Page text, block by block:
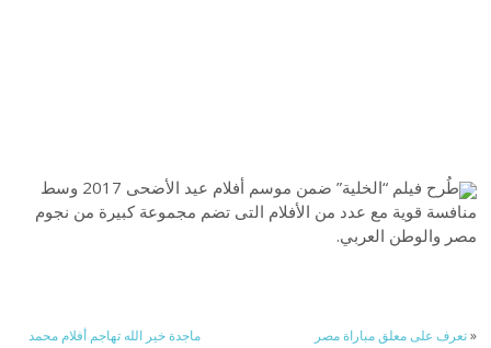
طُرح فيلم “الخلية” ضمن موسم أفلام عيد الأضحى 2017 وسط
منافسة قوية مع عدد من الأفلام التى تضم مجموعة كبيرة من نجوم
مصر والوطن العربي.
«تعرف على معلق مباراة مصر
ماجدة خير الله تهاجم أفلام محمد